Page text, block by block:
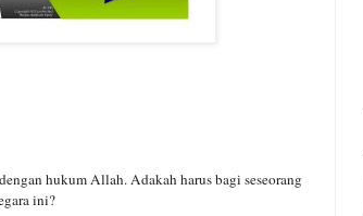
hukum Allah.Adakah harus bagi seseorang
ini?